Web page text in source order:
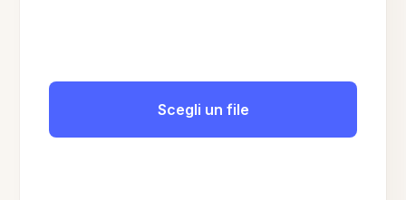
Scegli un file